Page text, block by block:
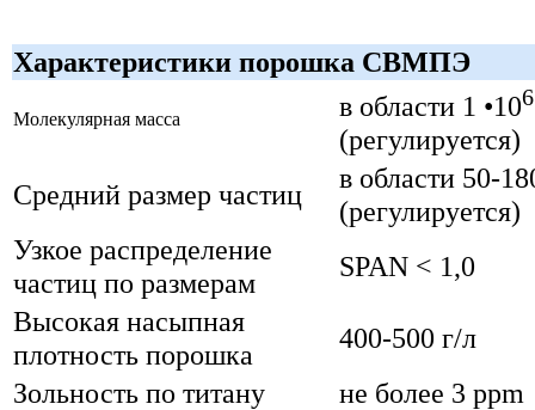
Характеристики порошка СВМПЭ
Молекулярная масса в области 1 •106
(регулируется)
Средний размер частиц
в области 50-
(регулируется)
Узкое распределение
частиц по размерам
SPAN < 1,0
Высокая насыпная
плотность порошка
400-500 г/л
Зольность по титану
не более 3 ppm